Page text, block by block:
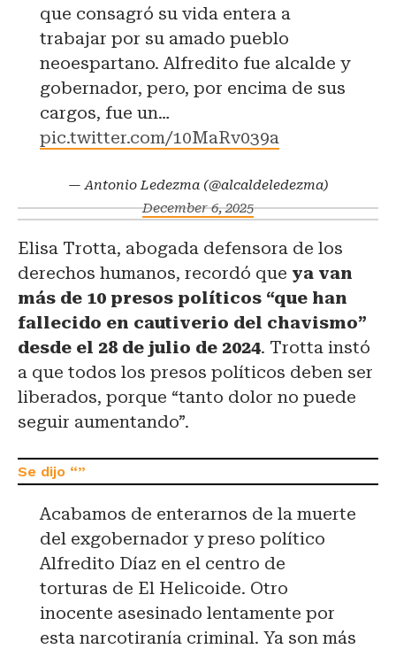
que consagró su vida entera a
trabajar por su amado pueblo
neoespartano. Alfredito fue alcalde y
gobernador, pero, por encima de sus
cargos, fue un…
pic.twitter.com/10MaRv039a
— Antonio Ledezma (@alcaldeledezma)
December 6, 2025
Elisa Trotta, abogada defensora de los
derechos humanos, recordó que ya van
más de 10 presos políticos “que han
fallecido en cautiverio del chavismo”
desde el 28 de julio de 2024. Trotta instó
a que todos los presos políticos deben ser
liberados, porque “tanto dolor no puede
seguir aumentando”.
Acabamos de enterarnos de la muerte
del exgobernador y preso político
Alfredito Díaz en el centro de
torturas de El Helicoide. Otro
inocente asesinado lentamente por
esta narcotiranía criminal. Ya son más